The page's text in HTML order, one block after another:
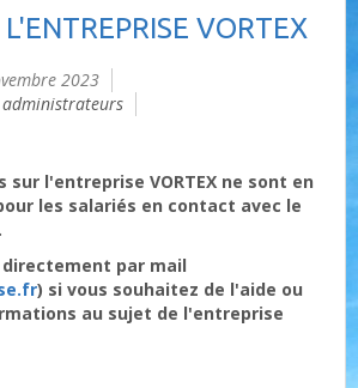
VORTEX
2023
l'entreprise VORTEX ne sont en
les salariés en contact avec le
par mail
) si vous souhaitez de l'aide ou
au sujet de l'entreprise